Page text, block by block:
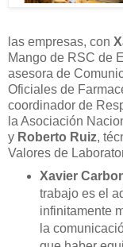
las empresas, con
Mango de RSC de
asesora de
Oficiales de
coordinador de
la Asociación
y Roberto Ruiz,
Valores de
Xavier
trabajo es el
infinitamente
la